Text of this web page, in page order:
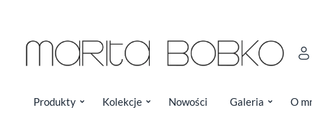
Produkty Kolekcje Nowości Galeria O